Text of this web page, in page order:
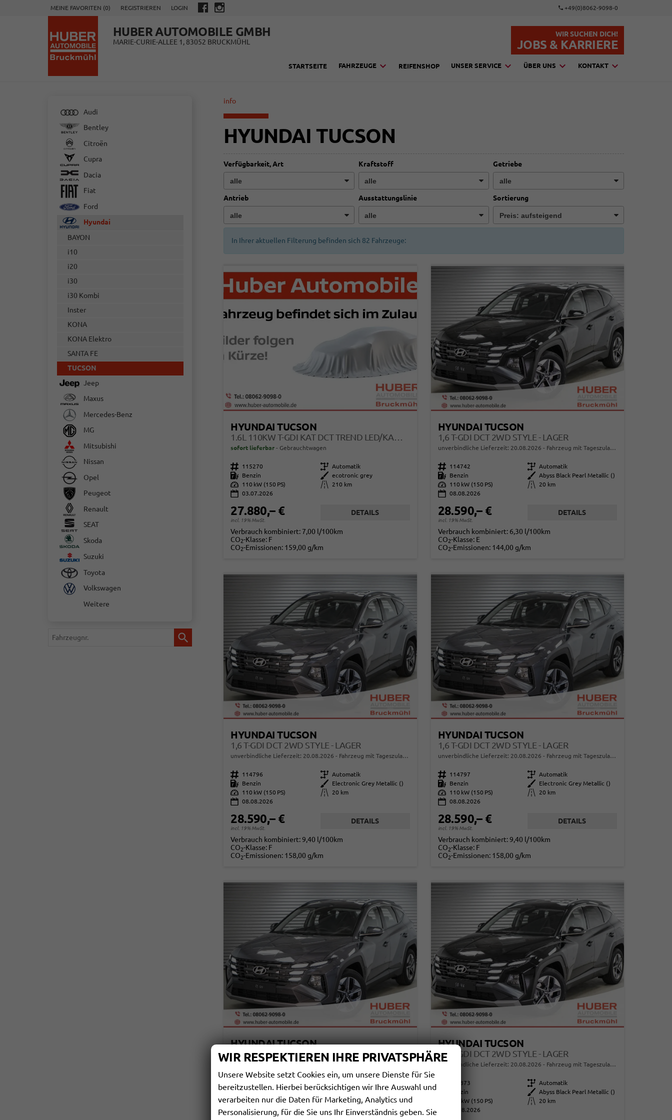
MEINE FAVORITEN (0) REGISTRIEREN LOGIN +49(0)8062-9098-0
HUBER AUTOMOBILE GMBH
MARIE-CURIE-ALLEE 1, 83052 BRUCKMÜHL
WIR SUCHEN DICH!
JOBS & KARRIERE
STARTSEITE FAHRZEUGE REIFENSHOP UNSER SERVICE ÜBER UNS KONTAKT
info
HYUNDAI TUCSON
Verfügbarkeit, Art Kraftstoff Getriebe
Antrieb Ausstattungslinie Sortierung
In Ihrer aktuellen Filterung befinden sich 82 Fahrzeuge:
HYUNDAI TUCSON
sofort lieferbar Gebrauchtwagen
Fahrzeugnr. 115270 Getriebe
Automatik
Kraftstoff
Benzin Außenfarbe
ecotronic grey
Leistung
110 kW (150 PS) Kilometerstand
210 km
03.07.2026
27.880,– €
incl. 19% MwSt.
DETAILS
Verbrauch kombiniert: 7,00 l/100km
CO2-Klasse: F
CO2-Emissionen: 159,00 g/km
HYUNDAI TUCSON
1,6 T-GDI DCT 2WD STYLE - LAGER
unverbindliche Lieferzeit: 20.08.2026 Fahrzeug mit Tageszulassung
Fahrzeugnr. 114742 Getriebe
Automatik
Kraftstoff
Benzin Außenfarbe
Abyss Black Pearl Metallic ()
Leistung
110 kW (150 PS) Kilometerstand
20 km
08.08.2026
28.590,– €
incl. 19% MwSt.
DETAILS
Verbrauch kombiniert: 6,30 l/100km
CO2-Klasse: E
CO2-Emissionen: 144,00 g/km
HYUNDAI TUCSON
1,6 T-GDI DCT 2WD STYLE - LAGER
unverbindliche Lieferzeit: 20.08.2026 Fahrzeug mit Tageszulassung
Fahrzeugnr. 114796 Getriebe Automatik
Kraftstoff
Benzin Außenfarbe
Electronic Grey Metallic ()
Leistung
110 kW (150 PS) Kilometerstand
20 km
08.08.2026
28.590,– €
incl. 19% MwSt.
DETAILS
Verbrauch kombiniert: 9,40 l/100km
CO2-Klasse: F
CO2-Emissionen: 158,00 g/km
HYUNDAI TUCSON
1,6 T-GDI DCT 2WD STYLE - LAGER
unverbindliche Lieferzeit: 20.08.2026 Fahrzeug mit Tageszulassung
Fahrzeugnr. 114797 Getriebe Automatik
Kraftstoff
Benzin Außenfarbe
Electronic Grey Metallic ()
Leistung
110 kW (150 PS) Kilometerstand
20 km
08.08.2026
28.590,– €
incl. 19% MwSt.
DETAILS
Verbrauch kombiniert: 9,40 l/100km
CO2-Klasse: F
CO2-Emissionen: 158,00 g/km
HYUNDAI TUCSON
1,6 T-GDI DCT 2WD STYLE - LAGER
Fahrzeugnr. 114798 Getriebe
Automatik
Kraftstoff Benzin Außenfarbe Electronic Grey Metallic ()
Leistung 110 kW (150 PS) Kilometerstand 20 km
08.08.2026
HYUNDAI TUCSON
1,6 T-GDI DCT 2WD STYLE - LAGER
unverbindliche Lieferzeit: 20.08.2026 Fahrzeug mit Tageszulassung
114873 Getriebe Automatik
Benzin Außenfarbe
Abyss Black Pearl Metallic ()
110 kW (150 PS) Kilometerstand
20 km
08.08.2026
Audi
Bentley
Citroën
Cupra
Dacia
Fiat
Ford
Hyundai
BAYON
i10
i20
i30
i30 Kombi
Inster
KONA
KONA Elektro
SANTA FE
TUCSON
Jeep
Maxus
Mercedes-Benz
MG
Mitsubishi
Nissan
Opel
Peugeot
Renault
SEAT
Skoda
Suzuki
Toyota
Volkswagen
Weitere
Fahrzeugnr.
WIR RESPEKTIEREN IHRE PRIVATSPHÄRE
Unsere Website setzt Cookies ein, um unsere Dienste für Sie
bereitzustellen. Hierbei berücksichtigen wir Ihre Auswahl und
verarbeiten nur die Daten für Marketing, Analytics und
Personalisierung, für die Sie uns Ihr Einverständnis geben. Sie